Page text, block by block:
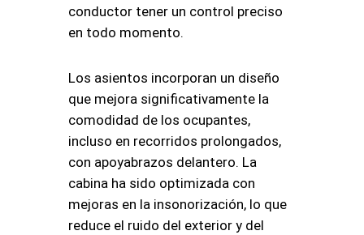
conductor tener un control preciso
en todo momento.
Los asientos incorporan un diseño
que mejora significativamente la
comodidad de los ocupantes,
incluso en recorridos prolongados,
con apoyabrazos delantero. La
cabina ha sido optimizada con
mejoras en la insonorización, lo que
reduce el ruido del exterior y del